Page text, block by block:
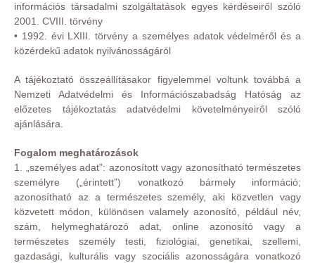
információs társadalmi szolgáltatások egyes kérdéseiről szóló
2001. CVIII. törvény
• 1992. évi LXIII. törvény a személyes adatok védelméről és a
közérdekű adatok nyilvánosságáról
A tájékoztató összeállításakor figyelemmel voltunk továbbá a
Nemzeti Adatvédelmi és Információszabadság Hatóság az
előzetes tájékoztatás adatvédelmi követelményeiről szóló
ajánlására.
Fogalom meghatározások
1. „személyes adat”: azonosított vagy azonosítható természetes
személyre („érintett”) vonatkozó bármely információ;
azonosítható az a természetes személy, aki közvetlen vagy
közvetett módon, különösen valamely azonosító, például név,
szám, helymeghatározó adat, online azonosító vagy a
természetes személy testi, fiziológiai, genetikai, szellemi,
gazdasági, kulturális vagy szociális azonosságára vonatkozó